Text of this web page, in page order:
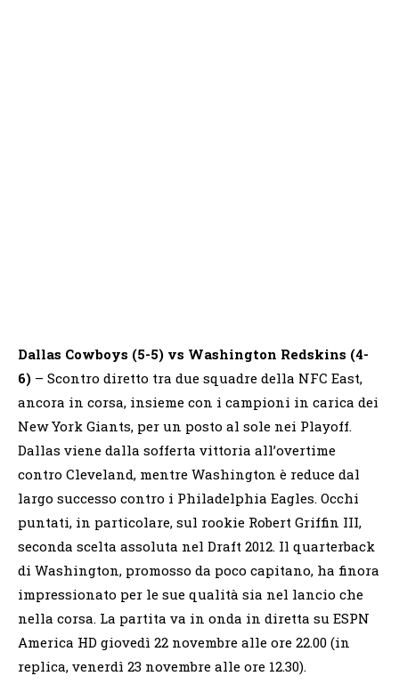
Dallas Cowboys (5-5) vs Washington Redskins (4-
6) – Scontro diretto tra due squadre della NFC East,
ancora in corsa, insieme con i campioni in carica dei
New York Giants, per un posto al sole nei Playoff.
Dallas viene dalla sofferta vittoria all’overtime
contro Cleveland, mentre Washington è reduce dal
largo successo contro i Philadelphia Eagles. Occhi
puntati, in particolare, sul rookie Robert Griffin III,
seconda scelta assoluta nel Draft 2012. Il quarterback
di Washington, promosso da poco capitano, ha finora
impressionato per le sue qualità sia nel lancio che
nella corsa. La partita va in onda in diretta su ESPN
America HD giovedì 22 novembre alle ore 22.00 (in
replica, venerdì 23 novembre alle ore 12.30).